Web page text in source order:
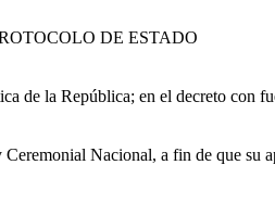
DE ESTADO
de la República; en el decreto con
Nacional, a fin de que su